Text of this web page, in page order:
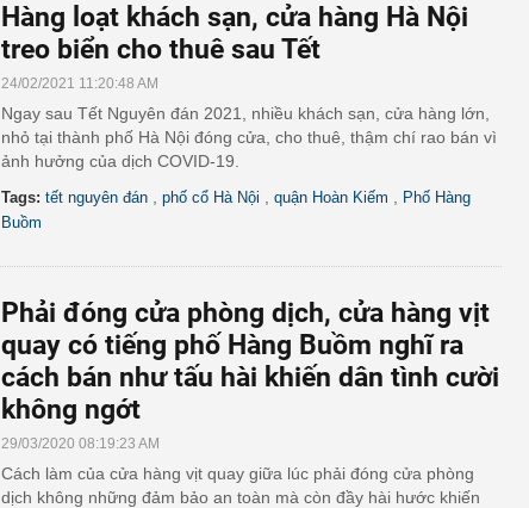
Hàng loạt khách sạn, cửa hàng Hà Nội
treo biển cho thuê sau Tết
24/02/2021 11:20:48 AM
Ngay sau Tết Nguyên đán 2021, nhiều khách sạn, cửa hàng lớn,
nhỏ tại thành phố Hà Nội đóng cửa, cho thuê, thậm chí rao bán vì
ảnh hưởng của dịch COVID-19.
Tags: tết nguyên đán phố cổ Hà Nội quận Hoàn Kiếm
Phố Hàng
Buồm
Phải đóng cửa phòng dịch, cửa hàng vịt
quay có tiếng phố Hàng Buồm nghĩ ra
cách bán như tấu hài khiến dân tình cười
không ngớt
29/03/2020 08:19:23 AM
Cách làm của cửa hàng vịt quay giữa lúc phải đóng cửa phòng
dịch không những đảm bảo an toàn mà còn đầy hài hước khiến